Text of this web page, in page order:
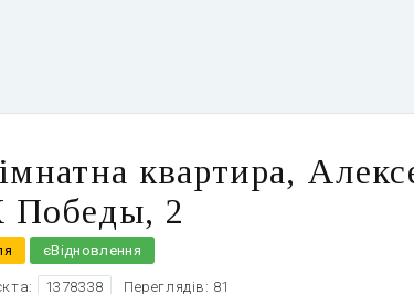
квартира,
2
єВідновлення
1378338 Переглядів: 81